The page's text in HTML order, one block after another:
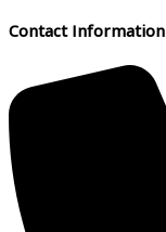
Contact Information